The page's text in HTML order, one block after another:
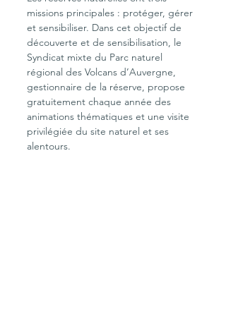
missions principales : protéger, gérer
et sensibiliser. Dans cet objectif de
découverte et de sensibilisation, le
Syndicat mixte du Parc naturel
régional des Volcans d’Auvergne,
gestionnaire de la réserve, propose
gratuitement chaque année des
animations thématiques et une visite
privilégiée du site naturel et ses
alentours.